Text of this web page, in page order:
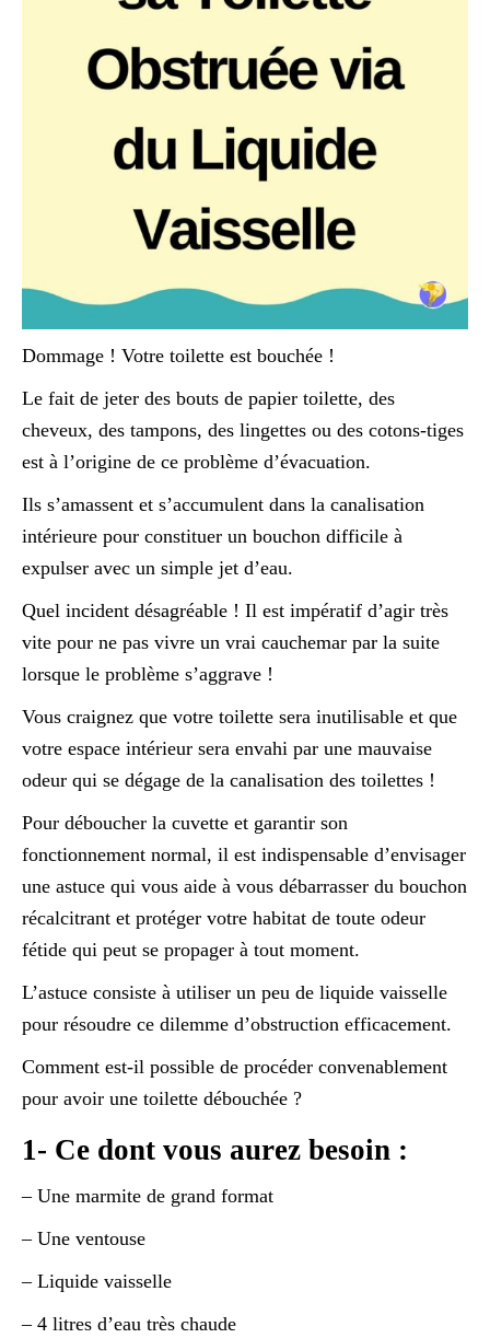
Dommage ! Votre toilette est bouchée !
Le fait de jeter des bouts de papier toilette, des
cheveux, des tampons, des lingettes ou des cotons-tiges
est à l’origine de ce problème d’évacuation.
Ils s’amassent et s’accumulent dans la canalisation
intérieure pour constituer un bouchon difficile à
expulser avec un simple jet d’eau.
Quel incident désagréable ! Il est impératif d’agir très
vite pour ne pas vivre un vrai cauchemar par la suite
lorsque le problème s’aggrave !
Vous craignez que votre toilette sera inutilisable et que
votre espace intérieur sera envahi par une mauvaise
odeur qui se dégage de la canalisation des toilettes !
Pour déboucher la cuvette et garantir son
fonctionnement normal, il est indispensable d’envisager
une astuce qui vous aide à vous débarrasser du bouchon
récalcitrant et protéger votre habitat de toute odeur
fétide qui peut se propager à tout moment.
L’astuce consiste à utiliser un peu de liquide vaisselle
pour résoudre ce dilemme d’obstruction efficacement.
Comment est-il possible de procéder convenablement
pour avoir une toilette débouchée ?
1- Ce dont vous aurez besoin :
– Une marmite de grand format
– Une ventouse
– Liquide vaisselle
– 4 litres d’eau très chaude